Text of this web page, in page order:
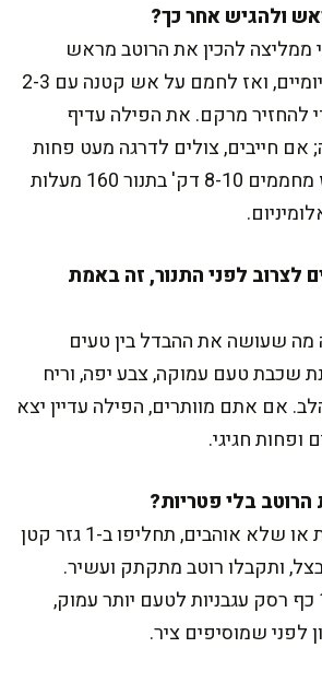
ממליצה להכין את הרוטב מראש
ולשמור במקרר עד יומיים, ואז לחמם על אש קטנה עם 2-3
להחזיר מרקם. את הפילה עדיף
אם חייבים, צולים לדרגה מעט פחות
עשויה, מקררים, ואז מחממים 8-10 דק' בתנור 160 מעלות
לצרוב לפני התנור, זה באמת
מה שעושה את ההבדל בין טעים
שכבת טעם עמוקה, צבע יפה, וריח
אם אתם מוותרים, הפילה עדיין יצא
ופחות חגיגי.
בטח. אם אין פטריות או שלא אוהבים, תחליפו ב-1 גזר קטן
ותקבלו רוטב מתקתק ועשיר.
אפשר גם להוסיף 1 כף רסק עגבניות לטעם יותר עמוק,